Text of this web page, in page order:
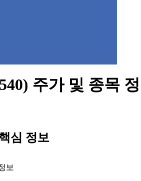
주가 및 종목 정
심 정보
보